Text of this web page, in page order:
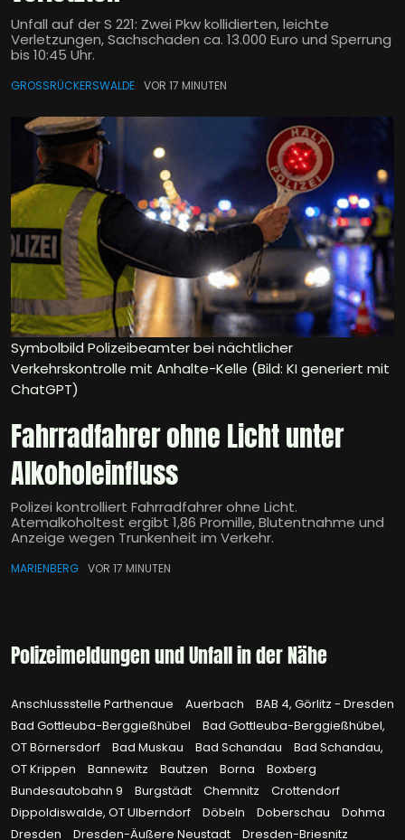
Unfall auf der S 221: Zwei Pkw kollidierten, leichte
Verletzungen, Sachschaden ca. 13.000 Euro und Sperrung
bis 10:45 Uhr.
GROSSRÜCKERSWALDE VOR 17 MINUTEN
Symbolbild Polizeibeamter bei nächtlicher
Verkehrskontrolle mit Anhalte-Kelle (Bild: KI generiert mit
ChatGPT)
Fahrradfahrer ohne Licht unter
Alkoholeinfluss
Polizei kontrolliert Fahrradfahrer ohne Licht.
Atemalkoholtest ergibt 1,86 Promille, Blutentnahme und
Anzeige wegen Trunkenheit im Verkehr.
MARIENBERG VOR 17 MINUTEN
Polizeimeldungen und Unfall in der Nähe
Anschlussstelle Parthenaue Auerbach
BAB 4, Görlitz - Dresden
Bad Gottleuba-Berggießhübel
Bad Gottleuba-Berggießhübel,
OT Börnersdorf
Bad Muskau Bad Schandau
Bad Schandau,
OT Krippen
Bannewitz Bautzen Borna
Boxberg
Bundesautobahn 9
Burgstädt Chemnitz
Crottendorf
Dippoldiswalde, OT Ulberndorf
Döbeln Doberschau
Dohma
Dresden
Dresden-Äußere Neustadt
Dresden-Briesnitz